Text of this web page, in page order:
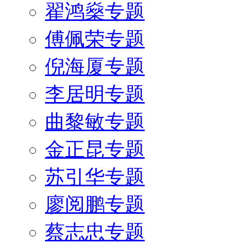
翟鸿燊专题
傅佩荣专题
倪海厦专题
李居明专题
曲黎敏专题
金正昆专题
苏引华专题
廖阅鹏专题
蔡志忠专题